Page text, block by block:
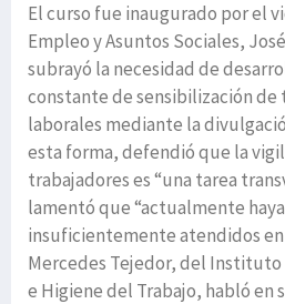
El curso fue inaugurado por el
Empleo y Asuntos Sociales,
subrayó la necesidad de
constante de sensibilización de
laborales mediante la
esta forma, defendió que la
trabajadores es “una tarea
lamentó que “actualmente
insuficientemente atendidos
Mercedes Tejedor, del
e Higiene del Trabajo, habló en